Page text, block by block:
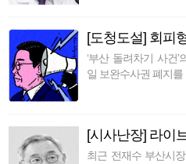
[도청도설] 회피
‘부산 돌려차기 사건
일 보완수사권 폐지를 ...
[시사난장] 라이
최근 전재수 부산시